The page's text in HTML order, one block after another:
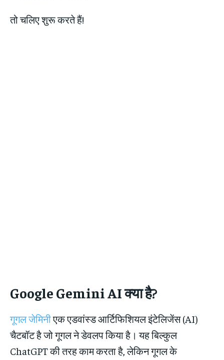
तो चलिए शुरू करते हैं!
Google Gemini AI क्या है?
गूगल जेमिनीएक एडवांस्ड आर्टिफिशियल इंटेलिजेंस (AI)
चैटबॉट है जो गूगल ने डेवलप किया है। यह बिल्कुल
ChatGPT की तरह काम करता है, लेकिन गूगल के